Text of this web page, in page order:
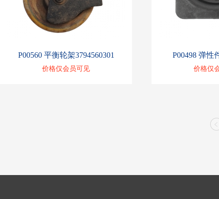
P00560 平衡轮架3794560301
价格仅会员可见
P00498 弹性
价格仅